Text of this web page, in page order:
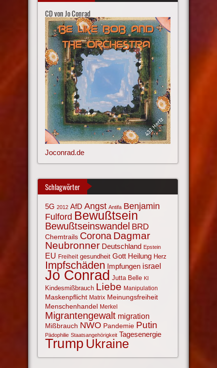
CD von Jo Conrad
Joconrad.de
Schlagwörter
5G 2012 AfD Angst Antifa Benjamin
Fulford Bewußtsein
Bewußtseinswandel BRD
Chemtrails Corona Dagmar
Neubronner Deutschland Epstein
EU Freiheit gesundheit Gott Heilung Herz
Impfschäden Impfungen israel
Jo Conrad Jutta Belle KI
Kindesmißbrauch Liebe Manipulation
Maskenpflicht Matrix Meinungsfreiheit
Menschenhandel Merkel
Migrantengewalt migration
Mißbrauch NWO Pandemie Putin
Pädophilie Staatsangehörigkeit Tagesenergie
Trump Ukraine